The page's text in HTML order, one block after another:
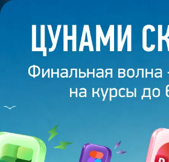
Главная /Банк слайдов /
ПРЕЗЕНТАЦИЯ 468 -
Моё избранное